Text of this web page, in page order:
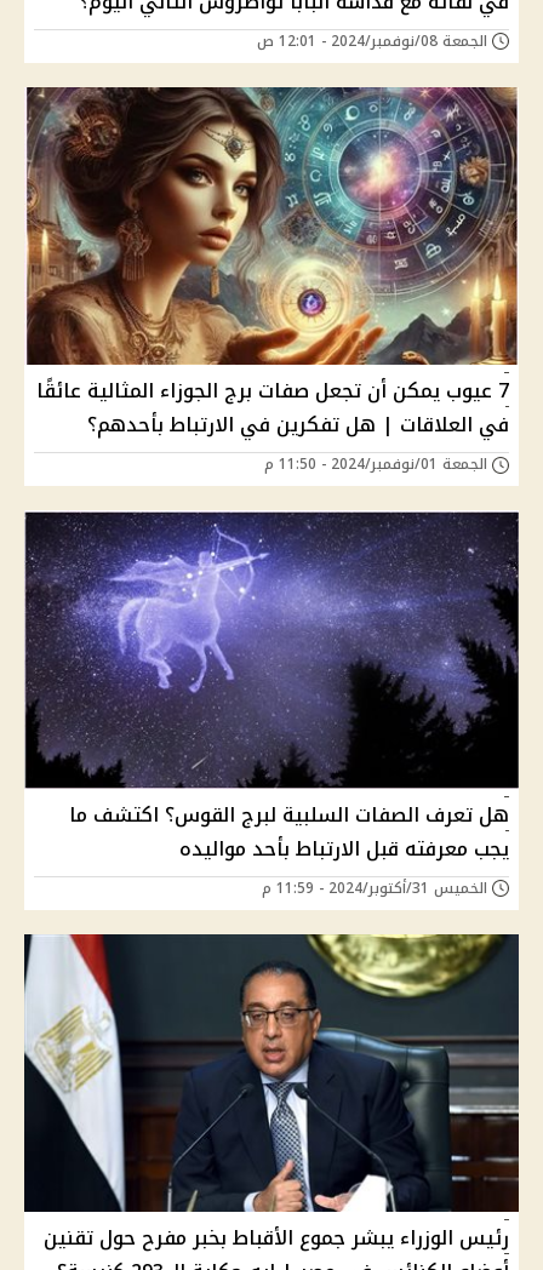
الجمعة 08/نوفمبر/2024 - 12:01 ص
7 عيوب يمكن أن تجعل صفات برج الجوزاء المثالية عائقًا
في العلاقات | هل تفكرين في الارتباط بأحدهم؟
الجمعة 01/نوفمبر/2024 - 11:50 م
هل تعرف الصفات السلبية لبرج القوس؟ اكتشف ما
يجب معرفته قبل الارتباط بأحد مواليده
الخميس 31/أكتوبر/2024 - 11:59 م
رئيس الوزراء يبشر جموع الأقباط بخبر مفرح حول تقنين